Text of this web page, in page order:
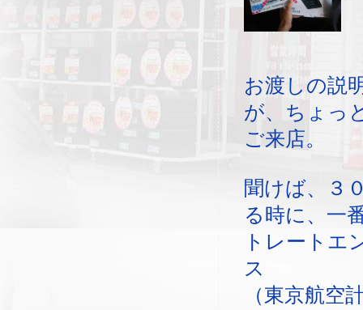
お渡しの説
が、ちょっ
ご来店。
聞けば、３
る時に、一
トレートエ
ス
（東京航空